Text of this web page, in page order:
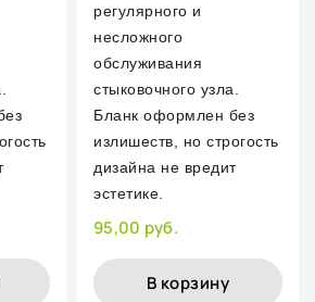
регулярного и
несложного
обслуживания
стыковочного узла.
Бланк оформлен без
излишеств, но строгость
дизайна не вредит
эстетике.
95,00 руб.
В корзину